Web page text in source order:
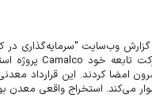
گزارش وب‌سایت "سرمایه‌گذاری در
تابعه خودCamalco پروژه
امضا کردند. این قرارداد
می‌کند. استخراج واقعی معدن